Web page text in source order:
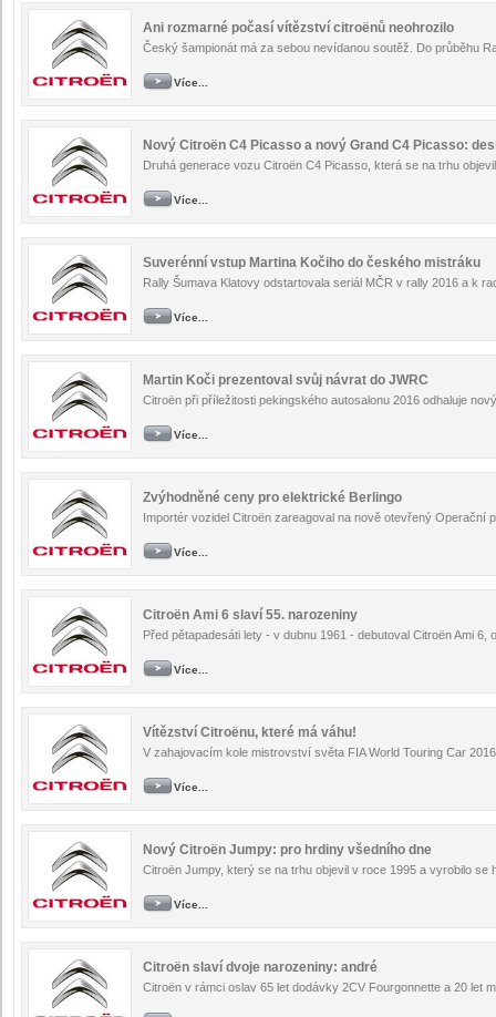
Ani rozmarné počasí vítězství citroënů neohrozilo
Český šampionát má za sebou nevídanou soutěž. Do průběhu
Více...
Nový Citroën C4 Picasso a nový Grand C4 Picasso:
Druhá generace vozu Citroën C4 Picasso, která se na trhu
Více...
Suverénní vstup Martina Kočiho do českého mistráku
Rally Šumava Klatovy odstartovala seriál MČR v rally 2016 a k
Více...
Martin Koči prezentoval svůj návrat do JWRC
Citroën při příležitosti pekingského autosalonu 2016 odhaluje
Více...
Zvýhodněné ceny pro elektrické Berlingo
Importér vozidel Citroën zareagoval na nově otevřený Operační
Více...
Citroën Ami 6 slaví 55. narozeniny
Před pětapadesáti lety - v dubnu 1961 - debutoval Citroën Ami
Více...
Vítězství Citroënu, které má váhu!
V zahajovacím kole mistrovství světa FIA World Touring Car
Více...
Nový Citroën Jumpy: pro hrdiny všedního dne
Citroën Jumpy, který se na trhu objevil v roce 1995 a vyrobilo se
Více...
Citroën slaví dvoje narozeniny: andré
Citroën v rámci oslav 65 let dodávky 2CV Fourgonnette a 20 let